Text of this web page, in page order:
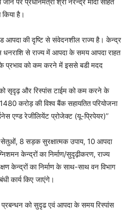
है।
आपदा की दृष्टि से संवेदनशील राज्य है। केन्द्र
धनराशि से राज्य में आपदा के समय आपदा राहत
के प्रभाव को कम करने में इससे बडी मदद
सृदृढ़ और रिस्पांस टाईम को कम करने के
करोड़ की विश्व बैंक सहायतित परियोजना
एण्ड रेजीलियेंट प्रोजेक्ट (यू-प्रिपेयर)’’
सेतुओं, 8 सड़क सुरक्षात्मक उपाय, 10 आपदा
केन्द्रों का निर्माण/सुदृढ़ीकरण, राज्य
केन्द्रों का निर्माण के साथ-साथ वन विभाग
कार्य किए जाएंगे।
प्रबन्धन को सुदृढ एवं आपदा के समय रिस्पांस